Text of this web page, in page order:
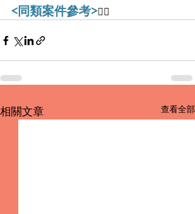
<同類案件參考>👇🏻
相關文章 查看全部